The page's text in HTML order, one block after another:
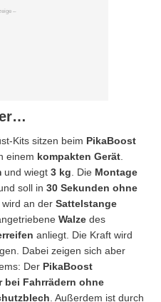
Kits sitzen beim PikaBoost
einem kompakten Gerät
und wiegt 3 kg . Die Montage
soll in 30 Sekunden ohne
an der Sattelstange
Walze des
anliegt. Die Kraft wird
Dabei zeigen sich aber
Der PikaBoost
Fahrrädern ohne
. Außerdem ist durch